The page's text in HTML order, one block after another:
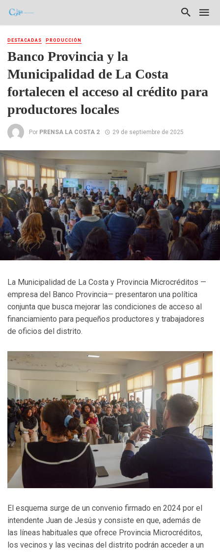
DESTACADAS PRODUCCIÓN
Banco Provincia y la
Municipalidad de La Costa
fortalecen el acceso al crédito para
productores locales
Por PRENSA LA COSTA 2 29 de septiembre de 2025
La Municipalidad de La Costa y Provincia Microcréditos —
empresa del Banco Provincia— presentaron una política
conjunta que busca mejorar las condiciones de acceso al
financiamiento para pequeños productores y trabajadores
de oficios del distrito.
El esquema surge de un convenio firmado en 2024 por el
intendente Juan de Jesús y consiste en que, además de
las líneas habituales que ofrece Provincia Microcréditos,
los vecinos y las vecinas del distrito podrán acceder a un